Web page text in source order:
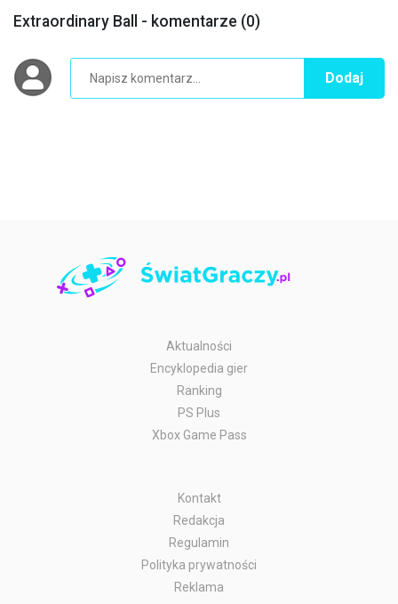
Extraordinary Ball - komentarze (0)
Dodaj
Aktualności
Encyklopedia gier
Ranking
PS Plus
Xbox Game Pass
Kontakt
Redakcja
Regulamin
Polityka prywatności
Reklama